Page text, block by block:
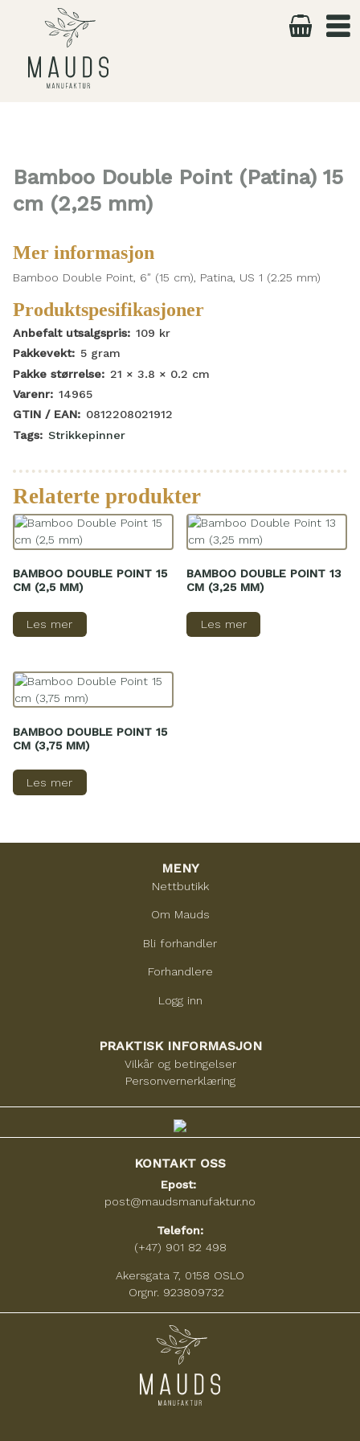
Bamboo Double Point (Patina) 15
cm (2,25 mm)
Mer informasjon
Bamboo Double Point, 6″ (15 cm), Patina, US 1 (2.25 mm)
Produktspesifikasjoner
Anbefalt utsalgspris: 109 kr
Pakkevekt: 5 gram
Pakke størrelse: 21 × 3.8 × 0.2 cm
Varenr: 14965
GTIN / EAN: 0812208021912
Tags: Strikkepinner
Relaterte produkter
BAMBOO DOUBLE POINT 15
CM (2,5 MM)
Les mer
BAMBOO DOUBLE POINT 13
CM (3,25 MM)
Les mer
BAMBOO DOUBLE POINT 15
CM (3,75 MM)
Les mer
MENY
Nettbutikk
Om Mauds
Bli forhandler
Forhandlere
Logg inn
PRAKTISK INFORMASJON
Vilkår og betingelser
Personvernerklæring
KONTAKT OSS
Epost:
post@maudsmanufaktur.no
Telefon:
(+47) 901 82 498
Akersgata 7, 0158 OSLO
Orgnr. 923809732